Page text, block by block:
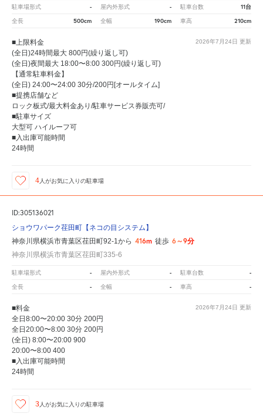
駐車場形式 - 屋内外形式 - 駐車台数 11台
全長 500cm 全幅 190cm 車高 210cm
2026年7月24日 更新
■上限料金
(全日)24時間最大 800円(繰り返し可)
(全日)夜間最大 18:00〜8:00 300円(繰り返し可)
【通常駐車料金】
(全日) 24:00〜24:00 30分/200円[オールタイム]
■提携店舗など
ロック板式/最大料金あり/駐車サービス券販売可/
■駐車サイズ
大型可 ハイルーフ可
■入出庫可能時間
24時間
4 人がお気に入りの駐車場
ID:305136021
ショウワパーク荏田町【ネコの目システム】
神奈川県横浜市青葉区荏田町92-1から 416m 徒歩 6～9分
神奈川県横浜市青葉区荏田町335-6
駐車場形式 - 屋内外形式 - 駐車台数 -
全長 - 全幅 - 車高 -
2026年7月24日 更新
■料金
全日8:00〜20:00 30分 200円
全日20:00〜8:00 30分 200円
(全日) 8:00〜20:00 900
20:00〜8:00 400
■入出庫可能時間
24時間
3 人がお気に入りの駐車場